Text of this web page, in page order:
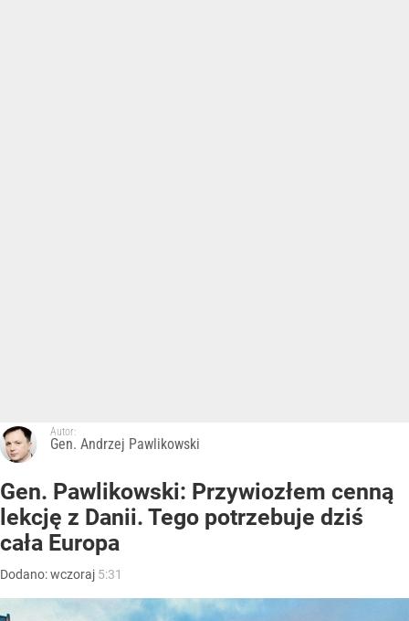
Autor:
Gen. Andrzej Pawlikowski
Gen. Pawlikowski: Przywiozłem cenną
lekcję z Danii. Tego potrzebuje dziś
cała Europa
Dodano:wczoraj 5:31